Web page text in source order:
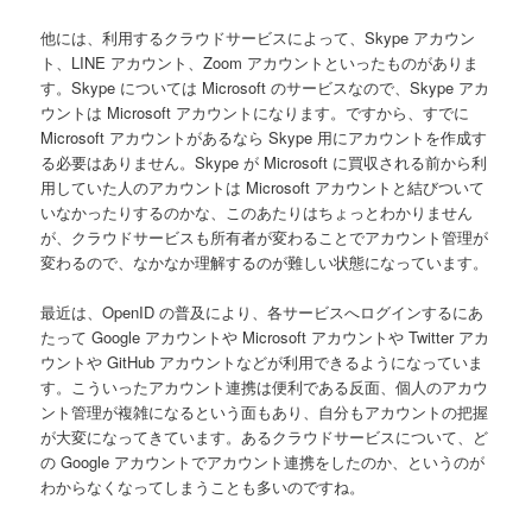
他には、利用するクラウドサービスによって、Skype アカウン
ト、LINE アカウント、Zoom アカウントといったものがありま
す。Skype については Microsoft のサービスなので、Skype アカ
ウントは Microsoft アカウントになります。ですから、すでに
Microsoft アカウントがあるなら Skype 用にアカウントを作成す
る必要はありません。Skype が Microsoft に買収される前から利
用していた人のアカウントは Microsoft アカウントと結びついて
いなかったりするのかな、このあたりはちょっとわかりません
が、クラウドサービスも所有者が変わることでアカウント管理が
変わるので、なかなか理解するのが難しい状態になっています。
最近は、OpenID の普及により、各サービスへログインするにあ
たって Google アカウントや Microsoft アカウントや Twitter アカ
ウントや GitHub アカウントなどが利用できるようになっていま
す。こういったアカウント連携は便利である反面、個人のアカウ
ント管理が複雑になるという面もあり、自分もアカウントの把握
が大変になってきています。あるクラウドサービスについて、ど
の Google アカウントでアカウント連携をしたのか、というのが
わからなくなってしまうことも多いのですね。